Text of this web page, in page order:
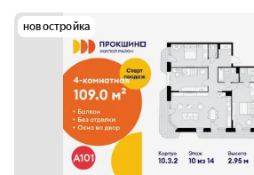
новостройка